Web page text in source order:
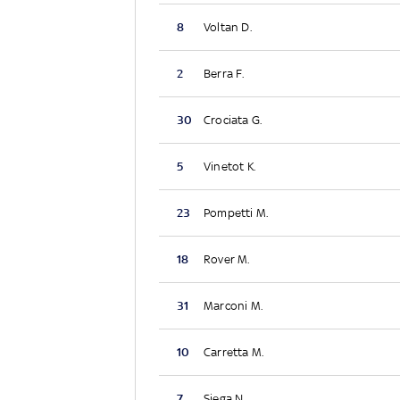
8 Voltan D.
2 Berra F.
30 Crociata G.
5 Vinetot K.
23 Pompetti M.
18 Rover M.
31 Marconi M.
10 Carretta M.